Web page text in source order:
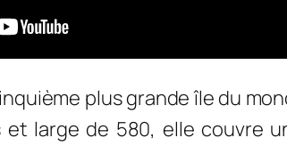
plus grande île du
et large de 580, elle couvre